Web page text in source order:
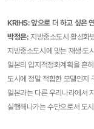
KRIHS: 앞으로 더 하고 싶은
박정은:지방중소도시 활성화
지방중소도시에 맞는 재생·도
일본의 입지적정화계획을 흔
도시에 정말 적합한 모델인지
일본과는 다른 우리나라에서
실행해나가는 수단으로서 도